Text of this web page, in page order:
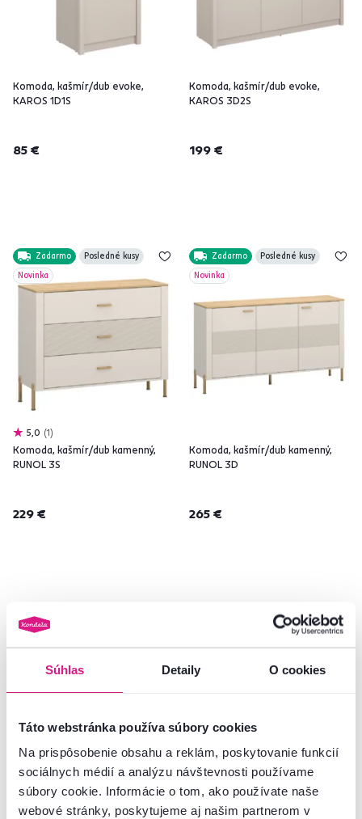
Súhlas Detaily O cookies
Táto webstránka používa súbory cookies
Na prispôsobenie obsahu a reklám, poskytovanie funkcií
sociálnych médií a analýzu návštevnosti používame
súbory cookie. Informácie o tom, ako používate naše
webové stránky, poskytujeme aj našim partnerom v
Komoda, kašmír/dub evoke,
KAROS 1D1S
85 €
Komoda, kašmír/dub evoke,
KAROS 3D2S
199 €
Zadarmo
Posledné kusy
Novinka
5,0 1
Komoda, kašmír/dub kamenný,
RUNOL 3S
229 €
Zadarmo
Posledné kusy
Novinka
Komoda, kašmír/dub kamenný,
RUNOL 3D
265 €
Zadarmo
Komoda, kašmír/dub kamenný,
Slovenský výrobok
4,7 63
Komoda, kašmír, HANOLA